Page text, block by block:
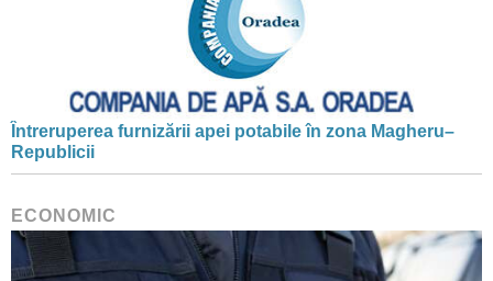
Întreruperea furnizării apei potabile în zona Magheru–
Republicii
ECONOMIC